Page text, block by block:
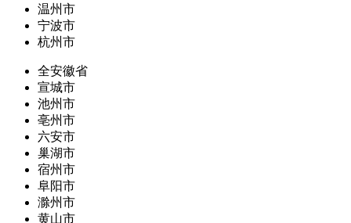
温州市
宁波市
杭州市
全安徽省
宣城市
池州市
亳州市
六安市
巢湖市
宿州市
阜阳市
滁州市
黄山市